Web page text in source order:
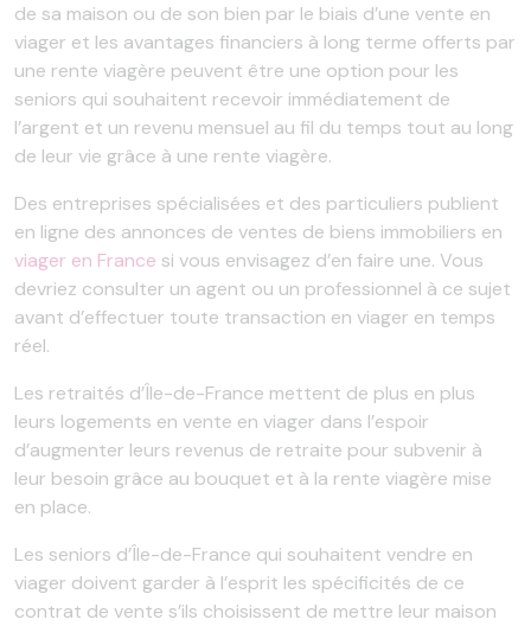
de sa maison ou de son bien par le biais d’une vente en
viager et les avantages financiers à long terme offerts par
une rente viagère peuvent être une option pour les
seniors qui souhaitent recevoir immédiatement de
l’argent et un revenu mensuel au fil du temps tout au long
de leur vie grâce à une rente viagère.
Des entreprises spécialisées et des particuliers publient
en ligne des annonces de ventes de biens immobiliers en
viager en France si vous envisagez d’en faire une. Vous
devriez consulter un agent ou un professionnel à ce sujet
avant d’effectuer toute transaction en viager en temps
réel.
Les retraités d’Île-de-France mettent de plus en plus
leurs logements en vente en viager dans l’espoir
d’augmenter leurs revenus de retraite pour subvenir à
leur besoin grâce au bouquet et à la rente viagère mise
en place.
Les seniors d’Île-de-France qui souhaitent vendre en
viager doivent garder à l’esprit les spécificités de ce
contrat de vente s’ils choisissent de mettre leur maison